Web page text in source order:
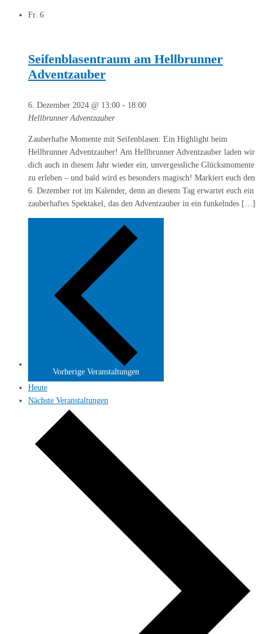
Fr. 6
Seifenblasentraum am Hellbrunner
Adventzauber
6. Dezember 2024 @ 13:00 - 18:00
Hellbrunner Adventzauber
Zauberhafte Momente mit Seifenblasen: Ein Highlight beim
Hellbrunner Adventzauber! Am Hellbrunner Adventzauber laden wir
dich auch in diesem Jahr wieder ein, unvergessliche Glücksmomente
zu erleben – und bald wird es besonders magisch! Markiert euch den
6. Dezember rot im Kalender, denn an diesem Tag erwartet euch ein
zauberhaftes Spektakel, das den Adventzauber in ein funkelndes […]
Vorherige Veranstaltungen
Heute
Nächste Veranstaltungen